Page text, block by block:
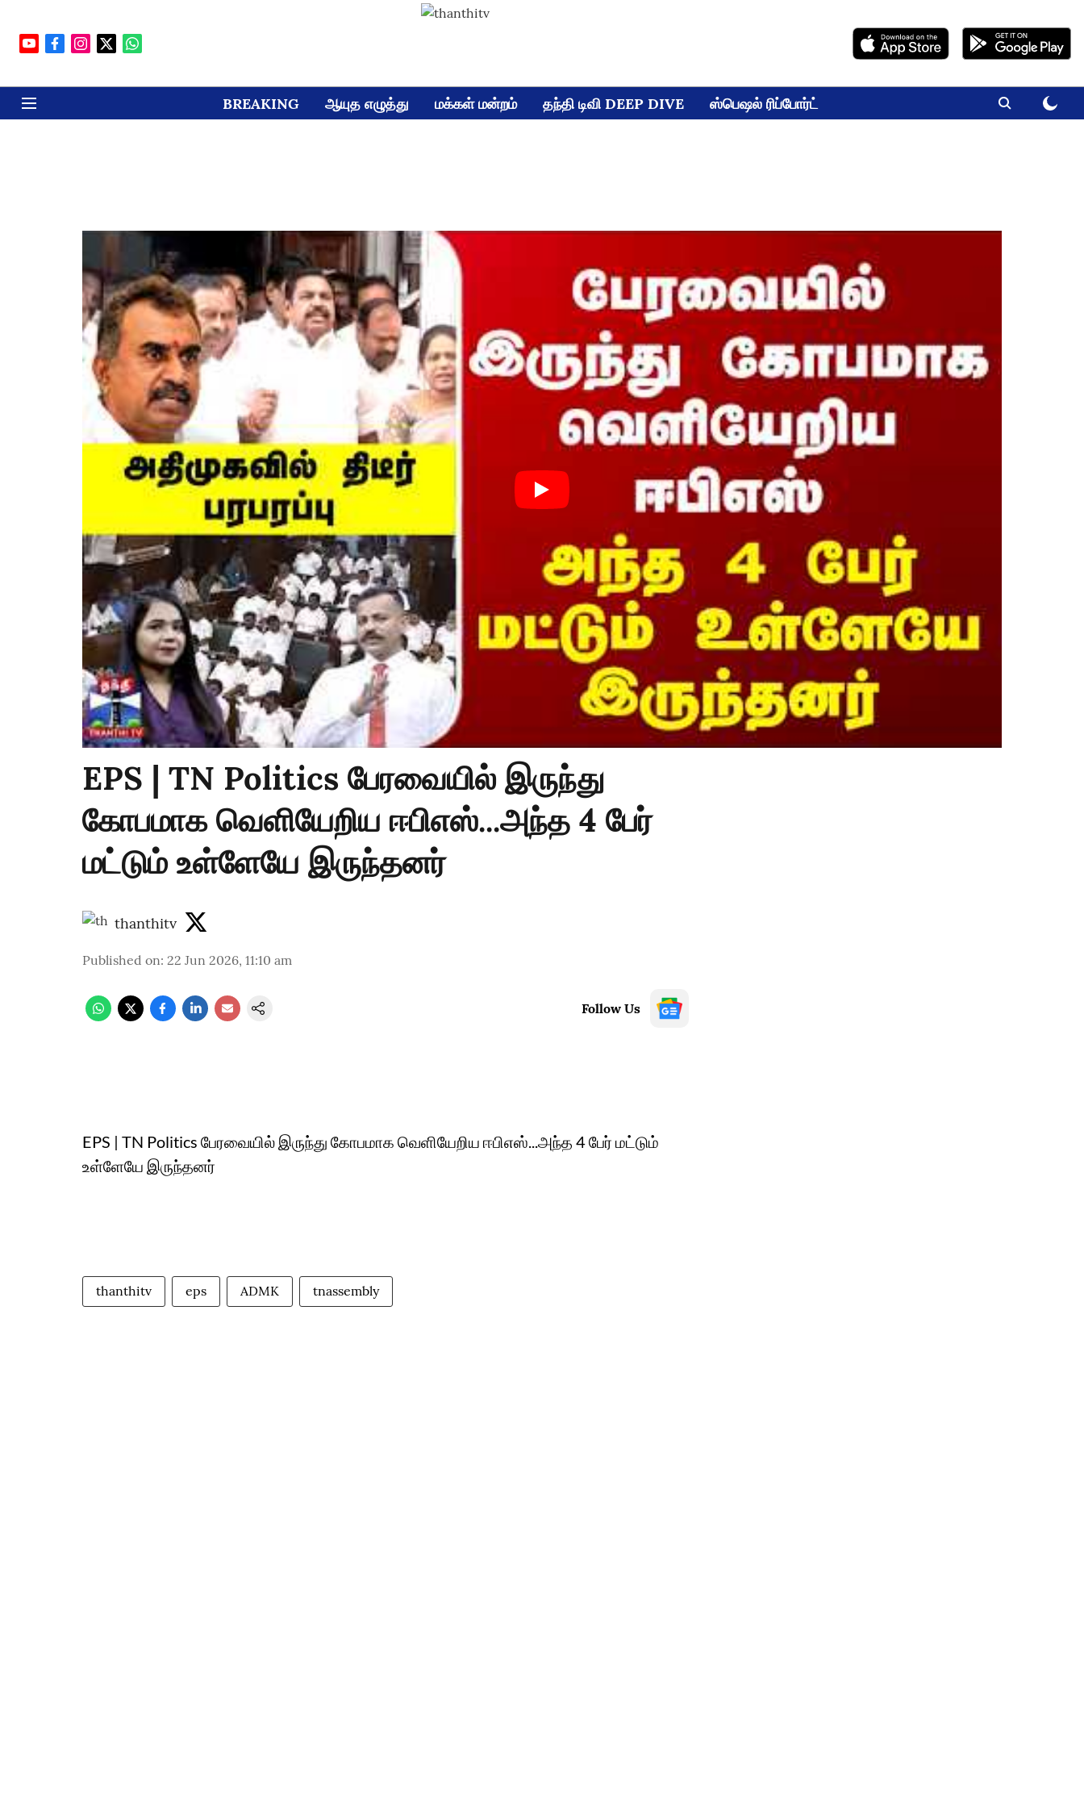
BREAKING ஆயுத எழுத்து மக்கள் மன்றம் தந்தி டிவி DEEP DIVE ஸ்பெஷல் ரிப்போர்ட்
EPS | TN Politics பேரவையில் இருந்து
கோபமாக வெளியேறிய ஈபிஎஸ்...அந்த 4 பேர்
மட்டும் உள்ளேயே இருந்தனர்
thanthitv
Published on: 22 Jun 2026, 11:10 am
Follow Us
EPS | TN Politics பேரவையில் இருந்து கோபமாக வெளியேறிய ஈபிஎஸ்...அந்த 4 பேர் மட்டும்
உள்ளேயே இருந்தனர்
thanthitv eps ADMK tnassembly